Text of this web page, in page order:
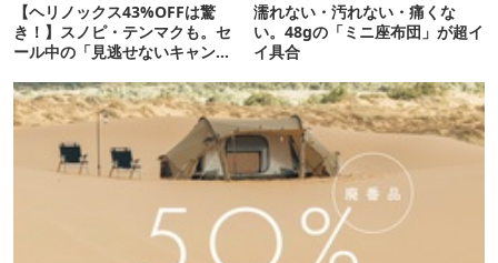
【ヘリノックス43%OFFは驚
き！】スノピ・テンマクも。セ
ール中の「見逃せないキャンプ
濡れない・汚れない・痛くな
い。48gの「ミニ座布団」が超イ
イ具合